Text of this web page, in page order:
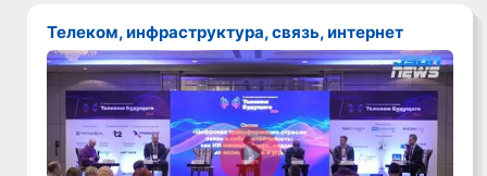
Телеком, инфраструктура, связь, интернет